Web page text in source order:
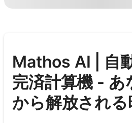
Mathos AI | 自
完済計算機 - あ
から解放され